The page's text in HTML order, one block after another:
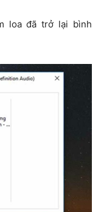
loa đã trở lại bình